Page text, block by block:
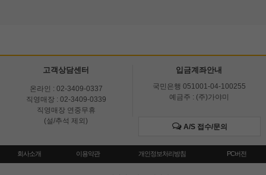
고객상담센터
온라인 : 02-3409-0337
직영매장 : 02-3409-0339
직영매장 연중무휴
(설/추석 제외)
입금계좌안내
국민은행 051001-04-100255
예금주 : (주)가야미
A/S 접수/문의
회사소개 이용약관 개인정보처리방침 PC버전